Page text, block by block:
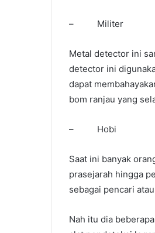
– Militer
Metal detector ini
detector ini
dapat
bom ranjau yang
– Hobi
Saat ini banyak
prasejarah hingga
sebagai pencari
Nah itu dia